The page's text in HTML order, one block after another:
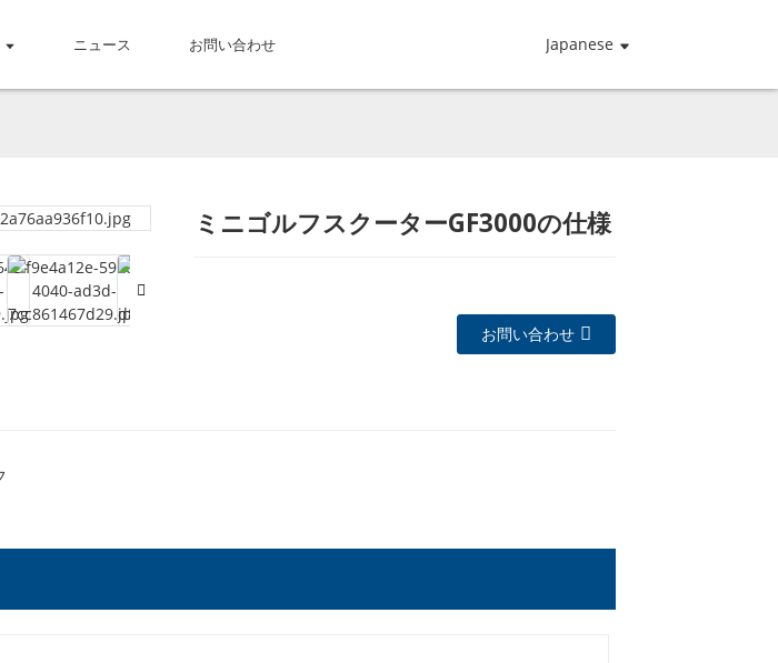
ニュース お問い合わせ Japanese
Loading...
Loading...
ミニゴルフスクーターGF3000の仕様
お問い合わせ